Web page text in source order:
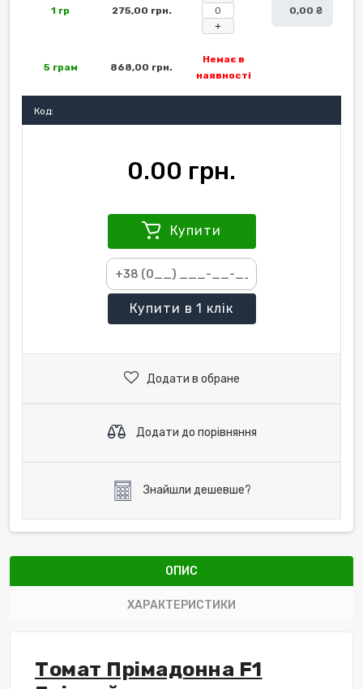
1 гр
275,00 грн.
+
0,00 ₴
5 грам 868,00 грн.
Немає в
наявності
Код:
0.00 грн.
Купити
Купити в 1 клік
Додати в обране
Додати до порівняння
Знайшли дешевше?
ОПИС
ХАРАКТЕРИСТИКИ
Томат Прімадонна F1